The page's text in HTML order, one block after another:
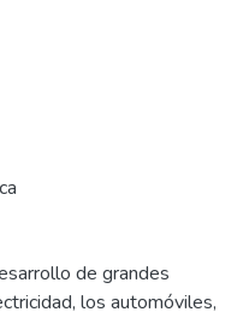
de grandes
los automóviles,